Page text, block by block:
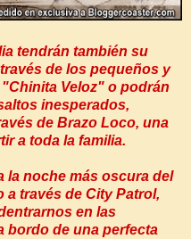
tendrán también su
de los pequeños y
Veloz" o podrán
inesperados,
de Brazo Loco, una
a toda la familia.
la noche más oscura del
través de City Patrol,
en las
bordo de una perfecta